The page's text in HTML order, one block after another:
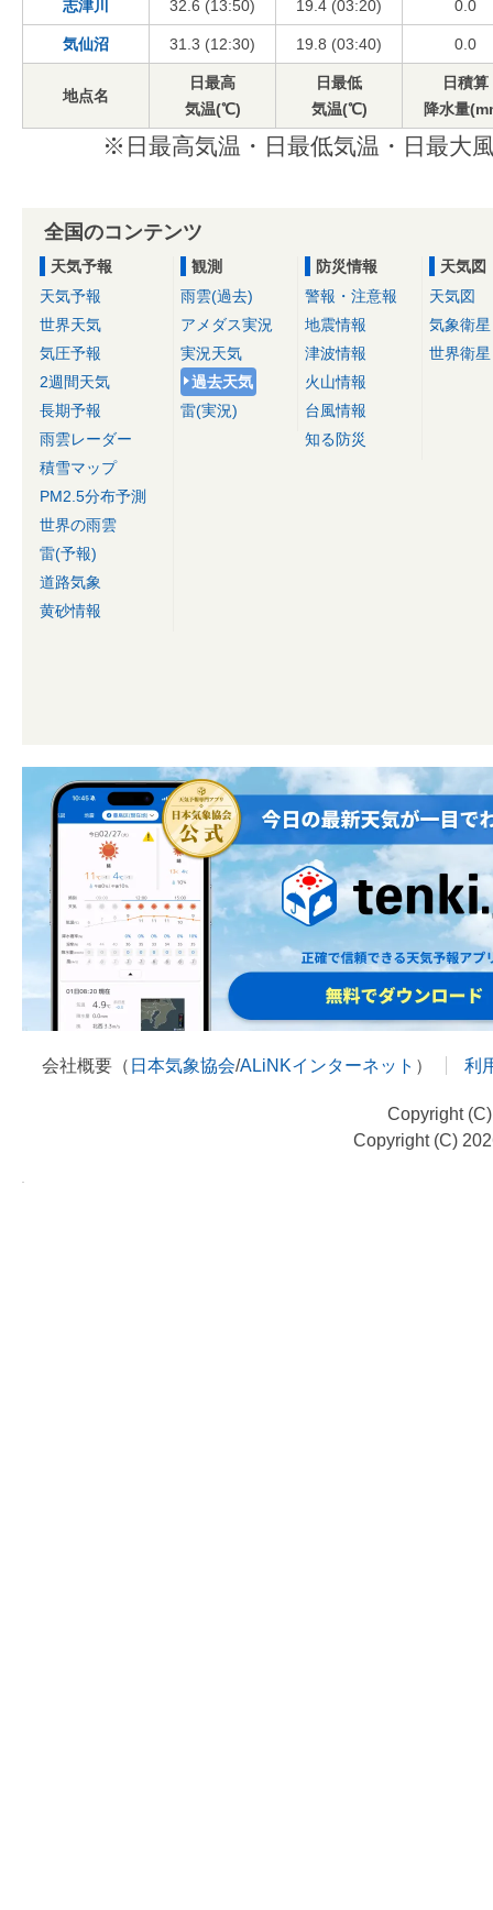
志津川 32.6 (13:50) 19.4 (03:20) 0.0
気仙沼 31.3 (12:30) 19.8 (03:40) 0.0
地点名
日最高
気温(℃)
日最低
気温(℃)
日積算
降水量
※日最高気温・日最低気温・日最大
全国のコンテンツ
天気予報
天気予報
世界天気
気圧予報
2週間天気
長期予報
雨雲レーダー
積雪マップ
PM2.5分布予測
世界の雨雲
雷(予報)
道路気象
黄砂情報
観測
雨雲(過去)
アメダス実況
実況天気
過去天気
雷(実況)
防災情報
警報・注意報
地震情報
津波情報
火山情報
台風情報
知る防災
天気図
天気図
気象衛星
世界衛星
会社概要（ 日本気象協会/ALiNKインターネット ） 利
Copyright
Copyright (C)